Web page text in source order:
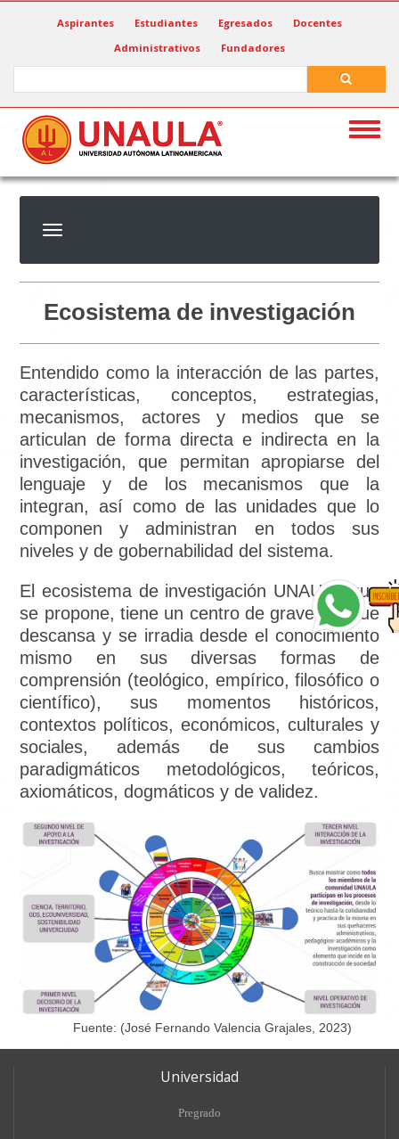
Aspirantes Estudiantes Egresados
Docentes
Administrativos
Fundadores
Ecosistema de investigación
Entendido como la interacción de las partes,
características, conceptos, estrategias,
mecanismos, actores y medios que se
articulan de forma directa e indirecta en la
investigación, que permitan apropiarse del
lenguaje y de los mecanismos que la
integran, así como de las unidades que lo
componen y administran en todos sus
niveles y de gobernabilidad del sistema.
El ecosistema de investigación UNAULA que
se propone, tiene un centro de gravedad que
descansa y se irradia desde el conocimiento
mismo en sus diversas formas de
comprensión (teológico, empírico, filosófico o
científico), sus momentos históricos,
contextos políticos, económicos, culturales y
sociales, además de sus cambios
paradigmáticos metodológicos, teóricos,
axiomáticos, dogmáticos y de validez.
Fuente: (José Fernando Valencia Grajales, 2023)
Universidad
Pregrado